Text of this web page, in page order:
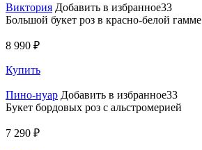
Виктория Добавить в избранное33
Большой букет роз в красно-белой гамме
8 990 ₽
Купить
Пино-нуар Добавить в избранное33
Букет бордовых роз с альстромерией
7 290 ₽